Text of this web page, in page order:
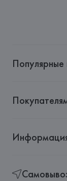
Популярные